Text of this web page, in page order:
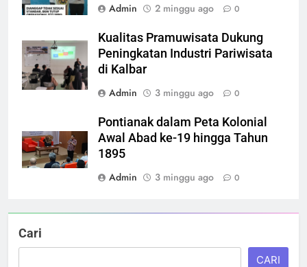
Admin
2 minggu ago 0
Kualitas Pramuwisata Dukung
Peningkatan Industri Pariwisata
di Kalbar
Admin
3 minggu ago 0
Pontianak dalam Peta Kolonial
Awal Abad ke-19 hingga Tahun
1895
Admin
3 minggu ago 0
Cari
CARI